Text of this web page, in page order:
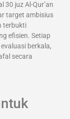
juz Al-Qur’an
target ambisius
terbukti
efisien. Setiap
berkala,
secara